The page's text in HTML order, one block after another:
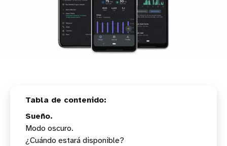
Sueño.
Modo oscuro.
¿Cuándo estará disponible?